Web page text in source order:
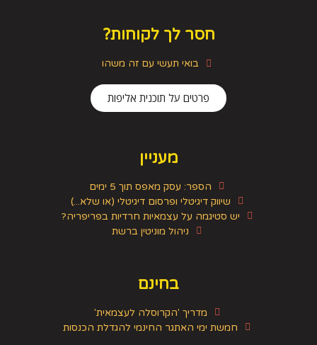
חסר לך לקוחות?
בואי תעשי עם זה משהו
פרטים על תוכנית אליפות
מעניין
הספר: עסק מאפס תוך 5 ימים
שיווק דיגיטלי ופרסום דיגיטלי (או שלא...)
יש סטיגמה על עצמאיות חרדיות בפריפריה?
ניהול מוניטין ברשת
בחינם
מדריך 'הקרוסלה לעצמאית'
חמשת ימי האתגר החינמי להגדלת הכנסות